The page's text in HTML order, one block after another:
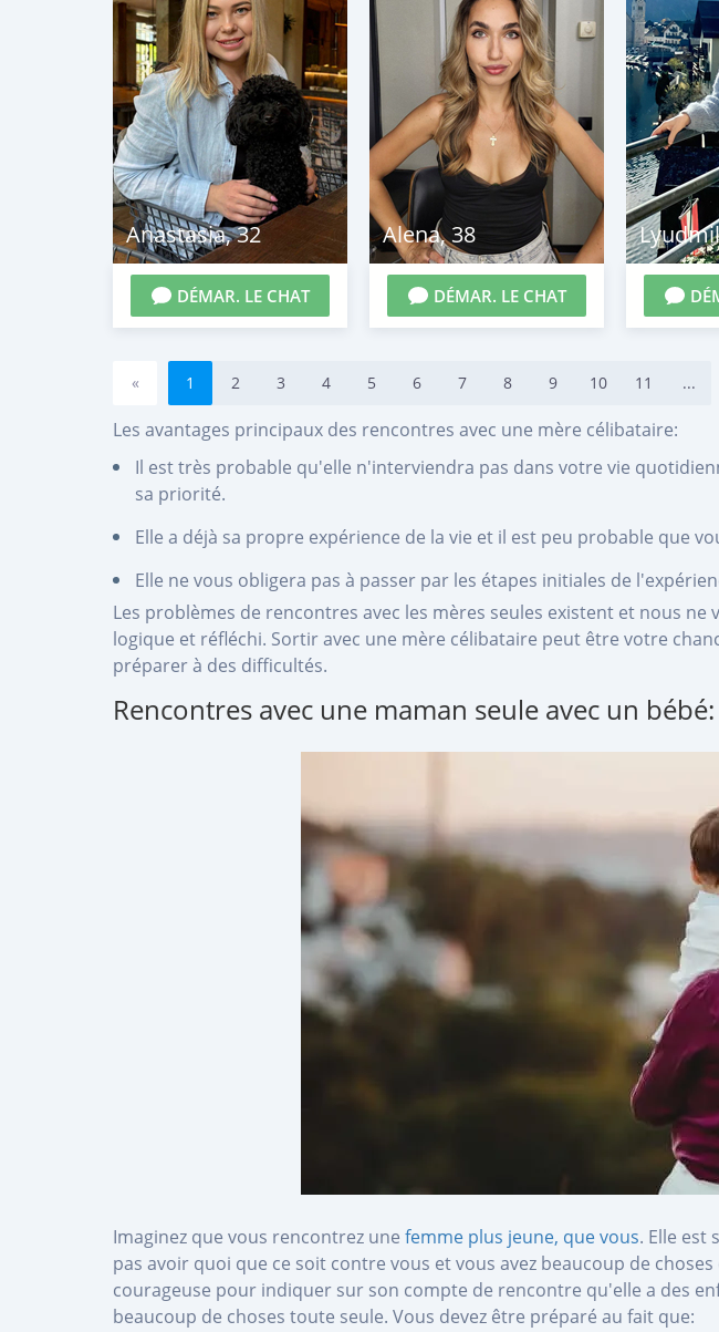
Anastasia,32
DÉMAR. LE CHAT
Alena,38
DÉMAR. LE CHAT
« 1 2 3 4 5 6 7 8 9 10 11 ...
Les avantages principaux des rencontres avec une mère célibataire:
Il est très probable qu'elle n'interviendra pas dans votre vie
sa priorité.
Elle a déjà sa propre expérience de la vie et il est peu probable que
Elle ne vous obligera pas à passer par les étapes initiales de
Les problèmes de rencontres avec les mères seules existent et nous
logique et réfléchi. Sortir avec une mère célibataire peut être votre
préparer à des difficultés.
Rencontres avec une maman seule avec un
Imaginez que vous rencontrez une femme plus jeune, que vous. Elle est
pas avoir quoi que ce soit contre vous et vous avez beaucoup de
courageuse pour indiquer sur son compte de rencontre qu'elle a des
beaucoup de choses toute seule. Vous devez être préparé au fait que: